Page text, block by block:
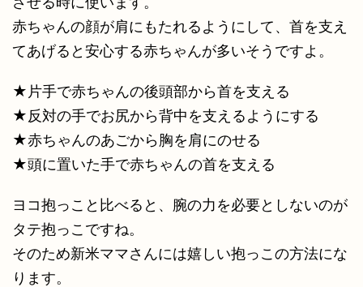
赤ちゃんの顔が肩にもたれるようにして、首を支え
てあげると安心する赤ちゃんが多いそうですよ。
★片手で赤ちゃんの後頭部から首を支える
★反対の手でお尻から背中を支えるようにする
★赤ちゃんのあごから胸を肩にのせる
★頭に置いた手で赤ちゃんの首を支える
ヨコ抱っこと比べると、腕の力を必要としないのが
タテ抱っこですね。
そのため新米ママさんには嬉しい抱っこの方法にな
ります。